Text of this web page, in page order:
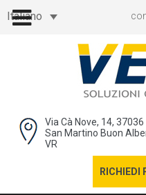
Italiano
Via Cà Nove, 14, 37036
San Martino Buon
VR
RICHIEDI